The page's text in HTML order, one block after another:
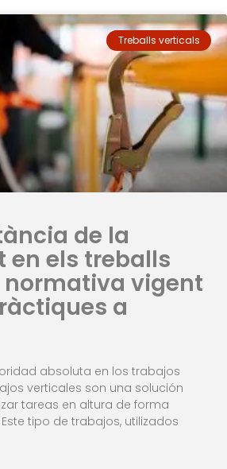
Treballs verticals
de la
en els treballs
vigent
a
absoluta en los trabajos
verticales son una solución
tareas en altura de forma
tipo de trabajos, utilizados